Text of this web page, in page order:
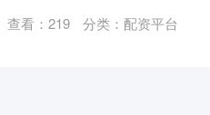
查看： 219 分类： 配资平台